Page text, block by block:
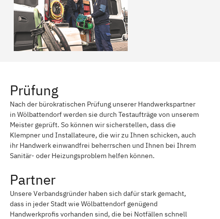
Prüfung
Nach der bürokratischen Prüfung unserer Handwerkspartner
in Wölbattendorf werden sie durch Testaufträge von unserem
Meister geprüft. So können wir sicherstellen, dass die
Klempner und Installateure, die wir zu Ihnen schicken, auch
ihr Handwerk einwandfrei beherrschen und Ihnen bei Ihrem
Sanitär- oder Heizungsproblem helfen können.
Partner
Unsere Verbandsgründer haben sich dafür stark gemacht,
dass in jeder Stadt wie Wölbattendorf genügend
Handwerkprofis vorhanden sind, die bei Notfällen schnell